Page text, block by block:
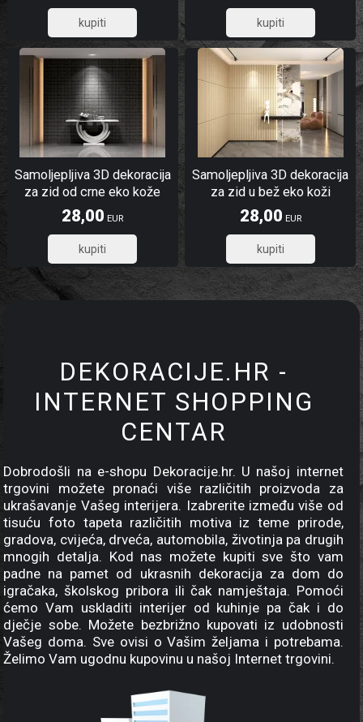
22,40 22,40
Samoljepljiva 3D dekoracija
za zid od crne eko kože
kvadrati
28,00 EUR
22,40
Samoljepljiva 3D dekoracija
za zid u bež eko koži
28,00 EUR
22,40
DEKORACIJE.HR -
INTERNET SHOPPING
CENTAR
Dobrodošli na e-shopu Dekoracije.hr. U našoj internet
trgovini možete pronaći više različitih proizvoda za
ukrašavanje Vašeg interijera. Izabrerite između više od
tisuću foto tapeta različitih motiva iz teme prirode,
gradova, cvijeća, drveća, automobila, životinja pa drugih
mnogih detalja. Kod nas možete kupiti sve što vam
padne na pamet od ukrasnih dekoracija za dom do
igračaka, školskog pribora ili čak namještaja. Pomoći
ćemo Vam uskladiti interijer od kuhinje pa čak i do
dječje sobe. Možete bezbrižno kupovati iz udobnosti
Vašeg doma. Sve ovisi o Vašim željama i potrebama.
Želimo Vam ugodnu kupovinu u našoj Internet trgovini.